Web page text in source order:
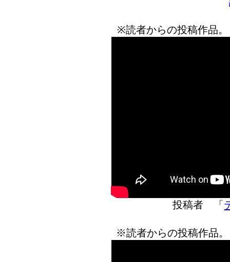
※読者からの投稿作品
投稿者 「
※読者からの投稿作品